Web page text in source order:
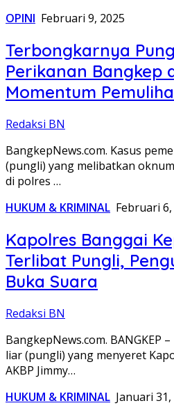
OPINI Februari 9, 2025
Terbongkarnya
Perikanan Bangkep
Momentum
Redaksi BN
BangkepNews.com. Kasus
(pungli) yang melibatkan
di polres …
HUKUM & KRIMINAL Februari 6,
Kapolres Banggai
Terlibat Pungli,
Buka Suara
Redaksi BN
BangkepNews.com. BANGKEP
liar (pungli) yang menyeret
AKBP Jimmy…
HUKUM & KRIMINAL Januari 31,